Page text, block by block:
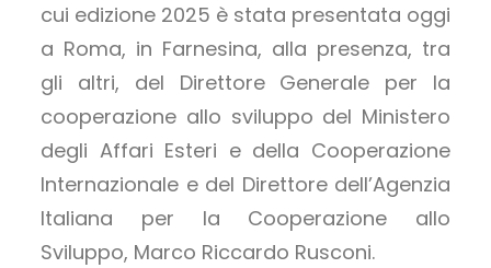
cui edizione 2025 è stata presentata oggi
a Roma, in Farnesina, alla presenza, tra
gli altri, del Direttore Generale per la
cooperazione allo sviluppo del Ministero
degli Affari Esteri e della Cooperazione
Internazionale e del Direttore dell’Agenzia
Italiana per la Cooperazione allo
Sviluppo, Marco Riccardo Rusconi.